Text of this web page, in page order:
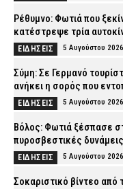
Ρέθυμνο: Φωτιά που
κατέστρεψε τρία
ΕΙΔΗΣΕΙΣ 5 Αυγούστου
Σύμη: Σε Γερμανό
ανήκει η σορός που
ΕΙΔΗΣΕΙΣ 5 Αυγούστου
Βόλος: Φωτιά ξέσπασε
πυροσβεστικές
ΕΙΔΗΣΕΙΣ 5 Αυγούστου
Σοκαριστικό βίντεο